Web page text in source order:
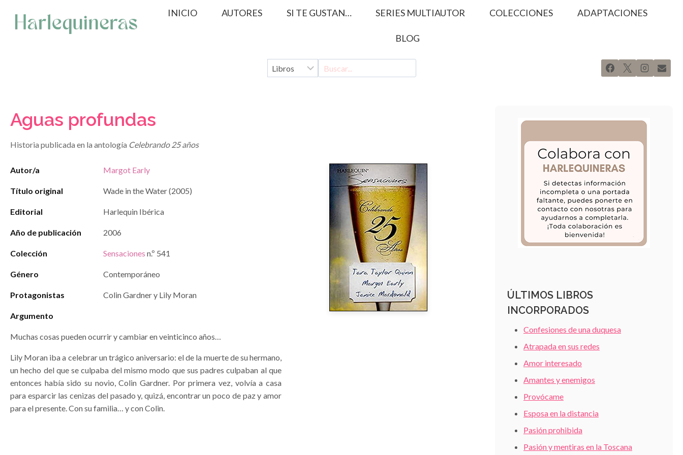
contenido
INICIO AUTORES SI TE GUSTAN… SERIES MULTIAUTOR COLECCIONES ADAPTACIONES
BLOG
Aguas profundas
Historia publicada en la antología Celebrando 25 años
Autor/a Margot Early
Título original Wade in the Water (2005)
Editorial Harlequin Ibérica
Año de publicación 2006
Colección Sensaciones n.º 541
Género Contemporáneo
Protagonistas Colin Gardner y Lily Moran
Argumento
Muchas cosas pueden ocurrir y cambiar en veinticinco años…
Lily Moran iba a celebrar un trágico aniversario: el de la muerte de su hermano,
un hecho del que se culpaba del mismo modo que sus padres culpaban al que
entonces había sido su novio, Colin Gardner. Por primera vez, volvía a casa
para esparcir las cenizas del pasado y, quizá, encontrar un poco de paz y amor
para el presente. Con su familia… y con Colin.
ÚLTIMOS LIBROS
INCORPORADOS
Confesiones de una duquesa
Atrapada en sus redes
Amor interesado
Amantes y enemigos
Provócame
Esposa en la distancia
Pasión prohibida
Pasión y mentiras en la Toscana